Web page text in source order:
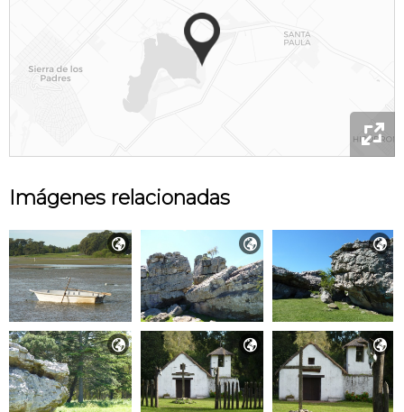

Imágenes relacionadas
  
  